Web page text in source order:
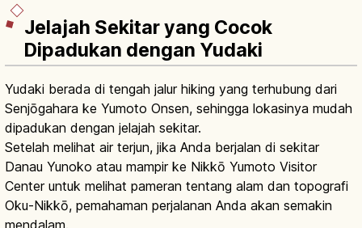
Jelajah Sekitar yang Cocok
Dipadukan dengan Yudaki
Yudaki berada di tengah jalur hiking yang terhubung dari
Senjōgahara ke Yumoto Onsen, sehingga lokasinya mudah
dipadukan dengan jelajah sekitar.
Setelah melihat air terjun, jika Anda berjalan di sekitar
Danau Yunoko atau mampir ke Nikkō Yumoto Visitor
Center untuk melihat pameran tentang alam dan topografi
Oku-Nikkō, pemahaman perjalanan Anda akan semakin